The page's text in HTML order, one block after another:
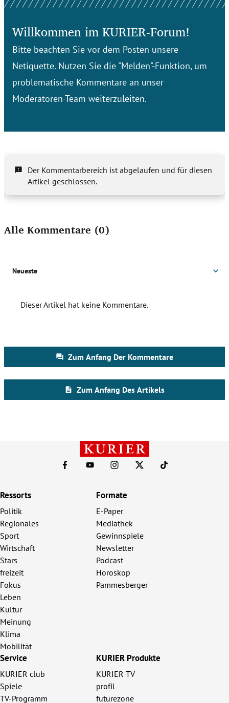
Ressorts
Politik
Regionales
Sport
Wirtschaft
Stars
freizeit
Fokus
Leben
Kultur
Meinung
Klima
Mobilität
Formate
E-Paper
Mediathek
Gewinnspiele
Newsletter
Podcast
Horoskop
Pammesberger
Service
KURIER club
Spiele
TV-Programm
KURIER Produkte
KURIER TV
profil
futurezone